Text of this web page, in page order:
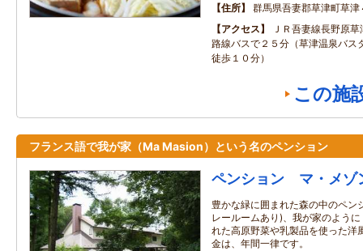
住所
群馬県吾妻郡草津町草
アクセス
ＪＲ吾妻線長野原
路線バスで２５分（草津温泉バス
徒歩１０分）
この施
フランス語で我が家（Ma Masion）という名のペンション
ペンション マ・メゾ
豊かな緑に囲まれた森の中のペン
レールームあり)、我が家のよう
れた高原野菜や乳製品を使った
金は、年間一律です。